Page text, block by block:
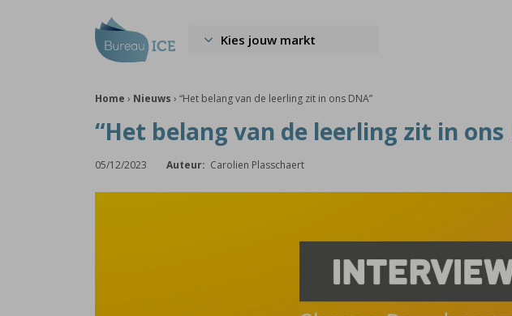
Kies jouw markt
Home › Nieuws › “Het belang van de leerling zit in ons DNA”
“Het belang van de leerling zit in ons
05/12/2023 Auteur: Carolien Plasschaert